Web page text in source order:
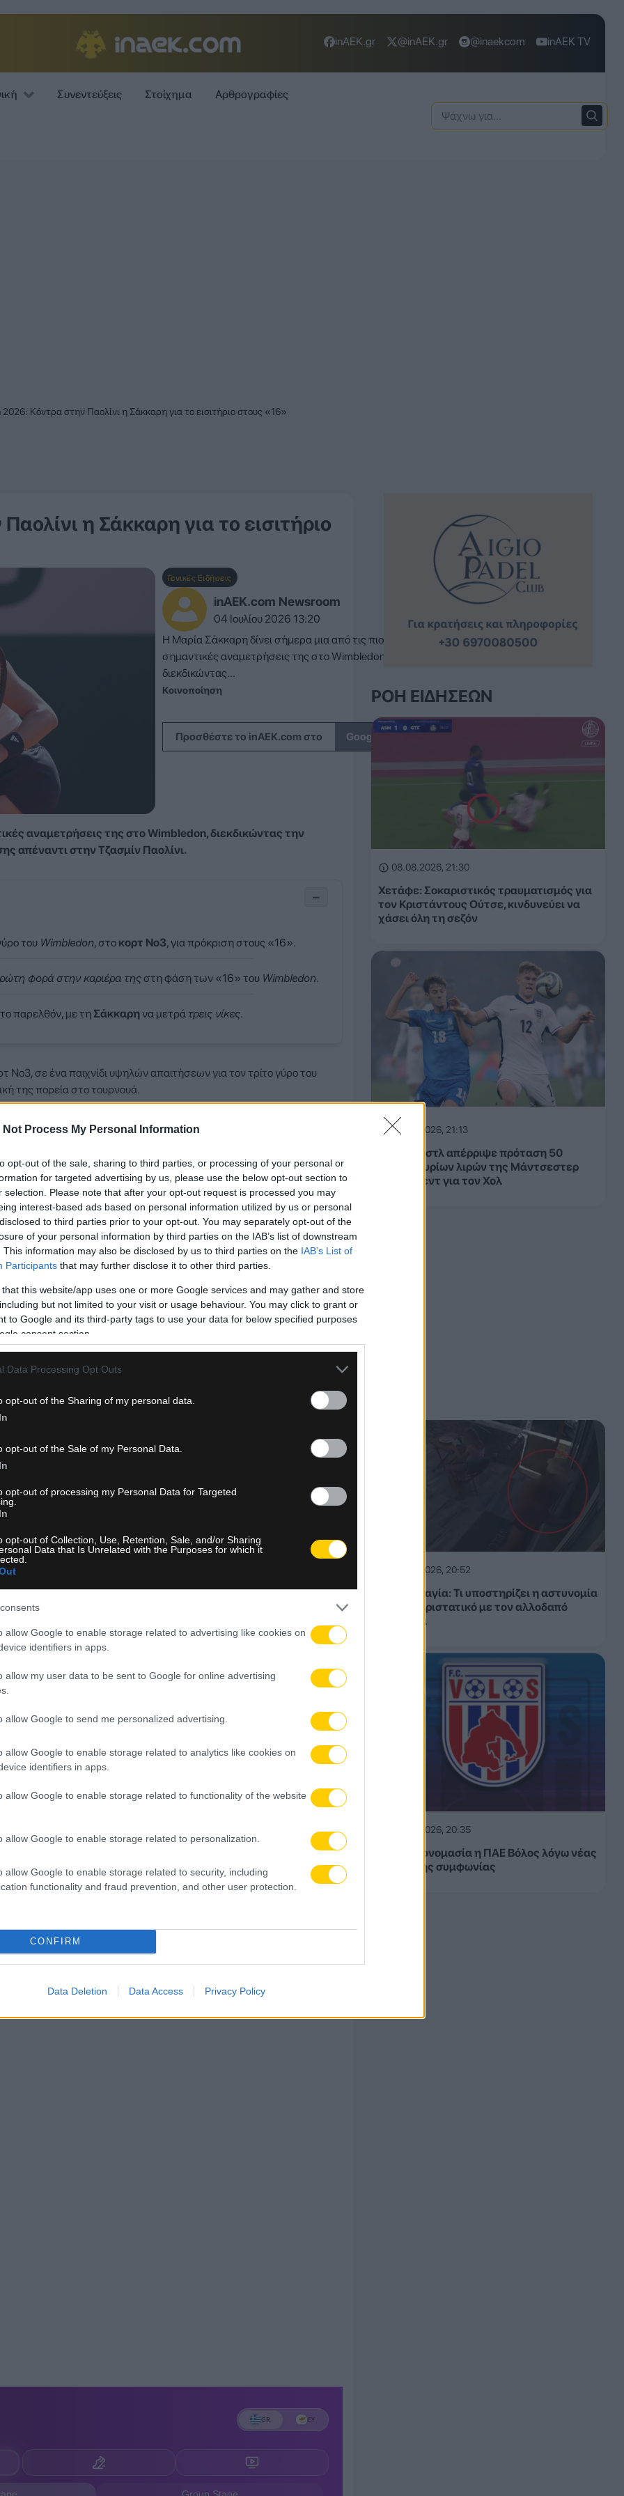
Not Process My Personal Information
opt-out of the sale, sharing to third parties, or processing of your personal or
for targeted advertising by us, please use the below opt-out section to
selection. Please note that after your opt-out request is processed you may
interest-based ads based on personal information utilized by us or personal
to third parties prior to your opt-out. You may separately opt-out of the
of your personal information by third parties on the IAB’s list of downstream
This information may also be disclosed by us to third parties on the IAB’s List of
Participants that may further disclose it to other third parties.
that this website/app uses one or more Google services and may gather and store
but not limited to your visit or usage behaviour. You may click to grant or
to Google and its third-party tags to use your data for below specified purposes
consent section.
Data Processing Opt Outs
opt-out of the Sharing of my personal data.
opt-out of the Sale of my Personal Data.
opt-out of processing my Personal Data for Targeted
opt-out of Collection, Use, Retention, Sale, and/or Sharing
Data that Is Unrelated with the Purposes for which it
allow Google to enable storage related to advertising like cookies on
identifiers in apps.
allow my user data to be sent to Google for online advertising
allow Google to send me personalized advertising.
allow Google to enable storage related to analytics like cookies on
identifiers in apps.
allow Google to enable storage related to functionality of the website
allow Google to enable storage related to personalization.
allow Google to enable storage related to security, including
functionality and fraud prevention, and other user protection.
CONFIRM
Data Deletion Data Access Privacy Policy
inAEK.gr @inAEK.gr @inaekcom inAEK TV
Συνεντεύξεις Στοίχημα Αρθρογραφίες
Κόντρα στην Παολίνι η Σάκκαρη για το εισιτήριο στους «16»
η Σάκκαρη για το εισιτήριο
Γενικές Ειδήσεις
inAEK.com Newsroom
04 Ιουλίου 2026 13:20
Η Μαρία Σάκκαρη δίνει σήμερα μια από τις πιο
σημαντικές αναμετρήσεις της στο Wimbledon,
διεκδικώντας...
Κοινοποίηση
Προσθέστε το inAEK.com στο Google↗
αναμετρήσεις της στο Wimbledon, διεκδικώντας την
απέναντι στην Τζασμίν Παολίνι.
−
του Wimbledon, στο κορτ Νο3, για πρόκριση στους «16».
φορά στην καριέρα τηςστη φάση των «16» του Wimbledon.
παρελθόν, με τη Σάκκαρηνα μετρά τρεις νίκες.
Νο3, σε ένα παιχνίδι υψηλών απαιτήσεων για τον τρίτο γύρο του
της πορεία στο τουρνουά.
καθώς προκρίθηκε επικρατώντας της Κλάρα Τάουσον με 2-0 σετ
την έχουν ήδη βοηθήσει να κερδίσει έξι θέσεις στην
«16»
Σάκκαρη, καθώς σε περίπτωση νίκης θα προκριθεί για πρώτη φορά
μια σημαντική προσωπική επίδοση στο γρασίδι.
μετά από νίκες απέναντι στη Μοντγκόμερι και τη Γκόλουμπιτς,
με τη Σάκκαρη να μετρά τρεις νίκες, γεγονός που προσθέτει
Ούτσε, κινδυνεύει να χάσει όλη τη σεζόν
της Μάντσεστερ Γιουνάιτεντ για τον Χολ
με τον αλλοδαπό τουρίστα
ΡΟΉ ΕΙΔΉΣΕΩΝ
08.08.2026, 21:30
Χετάφε: Σοκαριστικός τραυματισμός για
τον Κριστάντους Ούτσε, κινδυνεύει να
χάσει όλη τη σεζόν
08.08.2026, 21:13
Η Νιούκαστλ απέρριψε πρόταση 50
εκατομμυρίων λιρών της Μάντσεστερ
Γιουνάιτεντ για τον Χολ
08.08.2026, 20:52
Αγία Πελαγία: Τι υποστηρίζει η αστυνομία
για το περιστατικό με τον αλλοδαπό
τουρίστα
08.08.2026, 20:35
Αλλάζει ονομασία η ΠΑΕ Βόλος λόγω νέας
χορηγικής συμφωνίας